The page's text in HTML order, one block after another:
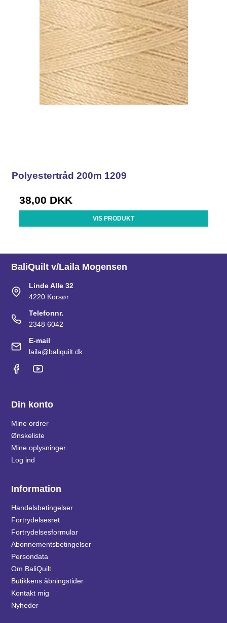
Polyestertråd 200m 1209
38,00 DKK
VIS PRODUKT
BaliQuilt v/Laila Mogensen
Linde Alle 32
4220 Korsør
Telefonnr.
2348 6042
E-mail
laila@baliquilt.dk
Din konto
Mine ordrer
Ønskeliste
Mine oplysninger
Log ind
Information
Handelsbetingelser
Fortrydelsesret
Fortrydelsesformular
Abonnementsbetingelser
Persondata
Om BaliQuilt
Butikkens åbningstider
Kontakt mig
Nyheder